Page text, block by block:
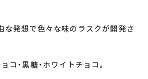
な発想で色々な味のラスクが開発さ
コ・黒糖・ホワイトチョコ。